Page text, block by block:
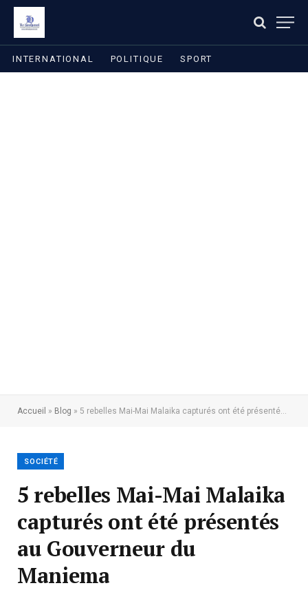
INTERNATIONAL POLITIQUE SPORT
Accueil » Blog » 5 rebelles Mai-Mai Malaika capturés ont été présentés au Gouverneur du Maniema
SOCIÉTÉ
5 rebelles Mai-Mai Malaika
capturés ont été présentés
au Gouverneur du
Maniema